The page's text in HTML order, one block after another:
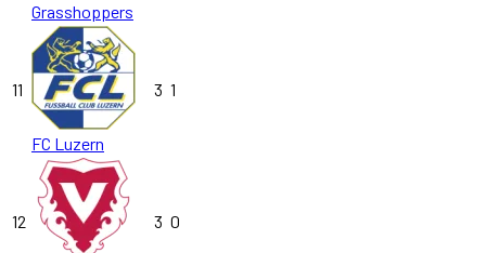
Grasshoppers
11
FC Luzern
3 1
12 3 0